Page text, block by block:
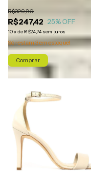
R$247,42
R$329,90
25% OFF
10x de R$24,74 sem juros
Só restam3em estoque!
Comprar